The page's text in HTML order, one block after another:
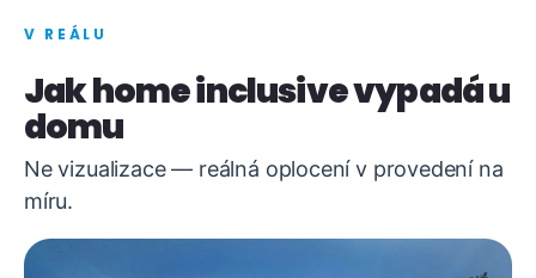
V REÁLU
Jak home inclusive vypadá u
domu
Ne vizualizace — reálná oplocení v provedení na
míru.